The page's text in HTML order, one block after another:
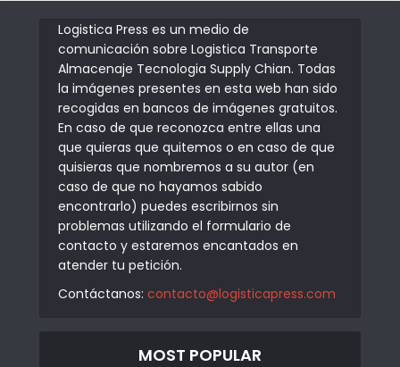
Logistica Press es un medio de
comunicación sobre Logistica Transporte
Almacenaje Tecnologia Supply Chian. Todas
la imágenes presentes en esta web han sido
recogidas en bancos de imágenes gratuitos.
En caso de que reconozca entre ellas una
que quieras que quitemos o en caso de que
quisieras que nombremos a su autor (en
caso de que no hayamos sabido
encontrarlo) puedes escribirnos sin
problemas utilizando el formulario de
contacto y estaremos encantados en
atender tu petición.
Contáctanos: contacto@logisticapress.com
MOST POPULAR